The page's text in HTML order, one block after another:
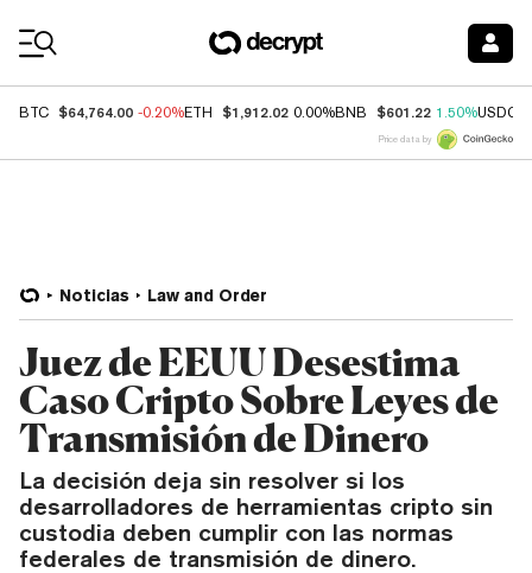
BTC $64,764.00 -0.20%ETH $1,912.02 0.00%BNB $601.22 1.50%USDC
Price data by
Noticias Law and Order
Juez de EEUU Desestima
Caso Cripto Sobre Leyes de
Transmisión de Dinero
La decisión deja sin resolver si los
desarrolladores de herramientas cripto sin
custodia deben cumplir con las normas
federales de transmisión de dinero.